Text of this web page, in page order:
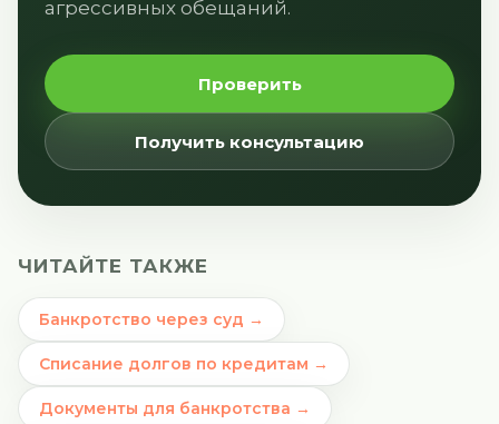
агрессивных обещаний.
Проверить
Получить консультацию
ЧИТАЙТЕ ТАКЖЕ
Банкротство через суд →
Списание долгов по кредитам →
Документы для банкротства →